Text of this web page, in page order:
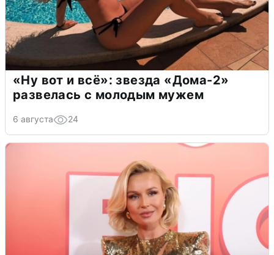
«Ну вот и всё»: звезда «Дома-2»
развелась с молодым мужем
6 августа 24